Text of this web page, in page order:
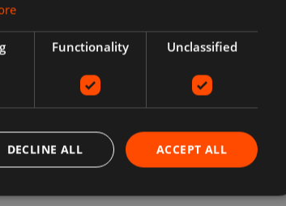
Functionality Unclassified
ACCEPT ALL
DECLINE ALL